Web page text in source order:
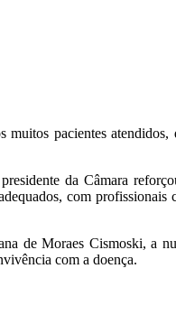
pacientes atendidos,
da Câmara
com profissionais
de Moraes Cismoski, a
com a doença.